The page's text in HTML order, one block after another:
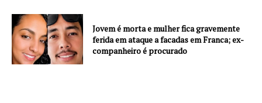
Jovem é morta e mulher fica gravemente
ferida em ataque a facadas em Franca; ex-
companheiro é procurado